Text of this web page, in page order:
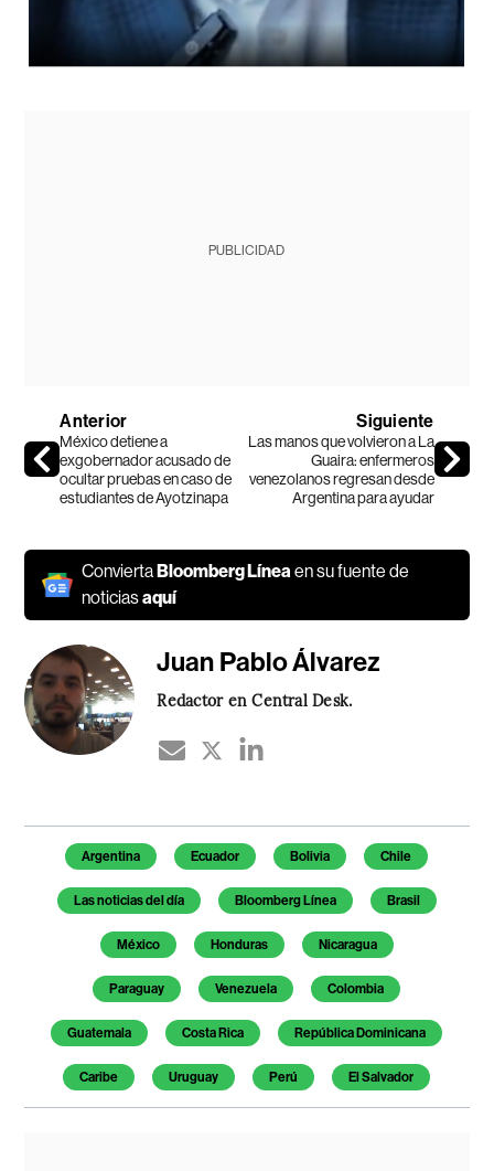
PUBLICIDAD
Anterior
México detiene a
exgobernador acusado de
ocultar pruebas en caso de
estudiantes de Ayotzinapa
Siguiente
Las manos que volvieron a La
Guaira: enfermeros
venezolanos regresan desde
Argentina para ayudar
ConviertaBloomberg Líneaen su fuente de
noticiasaquí
Juan Pablo Álvarez
Redactor en Central Desk.
Temas de este artículo
Argentina Ecuador Bolivia Chile
Las noticias del día Bloomberg Línea Brasil
México Honduras Nicaragua
Paraguay Venezuela Colombia
Guatemala Costa Rica República Dominicana
Caribe Uruguay Perú El Salvador